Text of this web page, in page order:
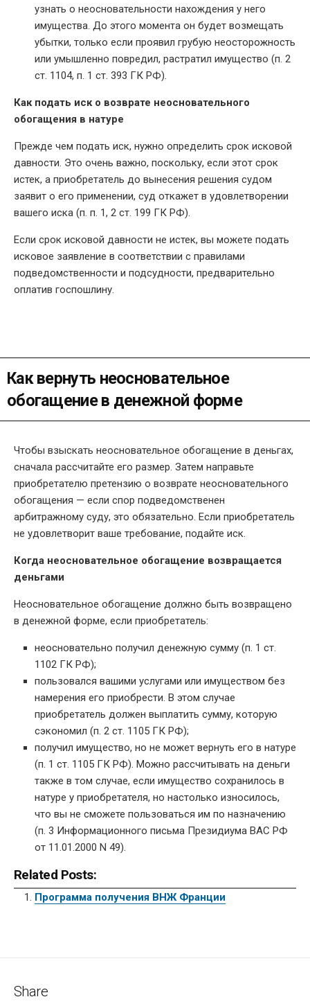
узнать о неосновательности нахождения у него
имущества. До этого момента он будет возмещать
убытки, только если проявил грубую неосторожность
или умышленно повредил, растратил имущество (п. 2
ст. 1104, п. 1 ст. 393 ГК РФ).
Как подать иск о возврате неосновательного
обогащения в натуре
Прежде чем подать иск, нужно определить срок исковой
давности. Это очень важно, поскольку, если этот срок
истек, а приобретатель до вынесения решения судом
заявит о его применении, суд откажет в удовлетворении
вашего иска (п. п. 1, 2 ст. 199 ГК РФ).
Если срок исковой давности не истек, вы можете подать
исковое заявление в соответствии с правилами
подведомственности и подсудности, предварительно
оплатив госпошлину.
Как вернуть неосновательное
обогащение в денежной форме
Чтобы взыскать неосновательное обогащение в деньгах,
сначала рассчитайте его размер. Затем направьте
приобретателю претензию о возврате неосновательного
обогащения — если спор подведомственен
арбитражному суду, это обязательно. Если приобретатель
не удовлетворит ваше требование, подайте иск.
Когда неосновательное обогащение возвращается
деньгами
Неосновательное обогащение должно быть возвращено
в денежной форме, если приобретатель:
неосновательно получил денежную сумму (п. 1 ст.
1102 ГК РФ);
пользовался вашими услугами или имуществом без
намерения его приобрести. В этом случае
приобретатель должен выплатить сумму, которую
сэкономил (п. 2 ст. 1105 ГК РФ);
получил имущество, но не может вернуть его в натуре
(п. 1 ст. 1105 ГК РФ). Можно рассчитывать на деньги
также в том случае, если имущество сохранилось в
натуре у приобретателя, но настолько износилось,
что вы не сможете пользоваться им по назначению
(п. 3 Информационного письма Президиума ВАС РФ
от 11.01.2000 N 49).
Related Posts:
Программа получения ВНЖ Франции
Share